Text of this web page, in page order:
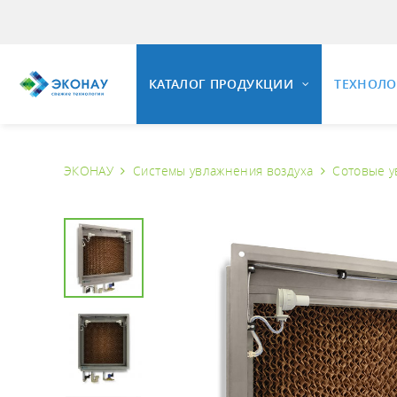
КАТАЛОГ ПРОДУКЦИИ
Установки озонирования воды
Универсальные озонаторные
установки
Промышленные озонаторы воздуха
Комплектующие и КИПиА
ЭКОНАУ Системы увлажнения воздуха Сотовые